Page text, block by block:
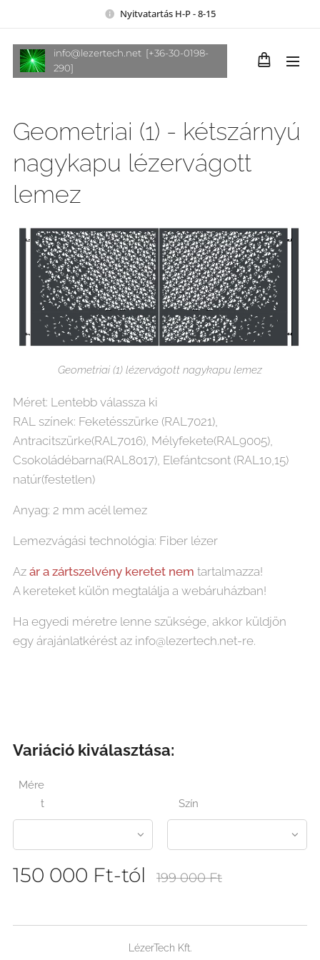
Nyitvatartás H-P - 8-15
info@lezertech.net [+36-30-0198-
290]
Geometriai (1) - kétszárnyú
nagykapu lézervágott
lemez
Geometriai (1) lézervágott nagykapu lemez
Méret: Lentebb válassza ki
RAL színek: Feketésszürke (RAL7021),
Antracitszürke(RAL7016), Mélyfekete(RAL9005),
Csokoládébarna(RAL8017), Elefántcsont (RAL10,15)
natúr(festetlen)
Anyag: 2 mm acél lemez
Lemezvágási technológia: Fiber lézer
Az ár a zártszelvény keretet nem tartalmazza!
A kereteket külön megtalálja a webáruházban!
Ha egyedi méretre lenne szüksége, akkor küldjön
egy árajánlatkérést az info@lezertech.net-re.
Variáció kiválasztása:
Mére
t
Szín
150 000 Ft-tól 199 000Ft
LézerTech Kft.